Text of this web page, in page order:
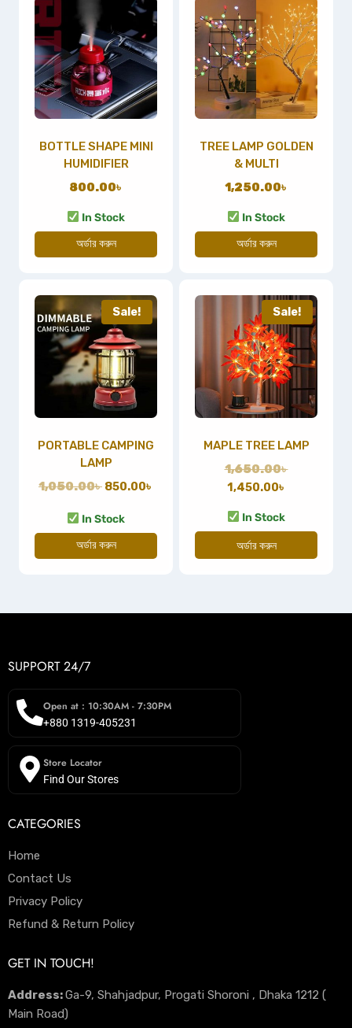
BOTTLE SHAPE MINI
HUMIDIFIER
800.00৳
In Stock
অর্ডার করুন
TREE LAMP GOLDEN
& MULTI
1,250.00৳
In Stock
অর্ডার করুন
Sale!
PORTABLE CAMPING
LAMP
1,050.00৳ 850.00৳
In Stock
অর্ডার করুন
Sale!
MAPLE TREE LAMP
1,650.00৳
1,450.00৳
In Stock
অর্ডার করুন
SUPPORT 24/7
Open at : 10:30AM - 7:30PM
+880 1319-405231
Store Locator
Find Our Stores
CATEGORIES
Home
Contact Us
Privacy Policy
Refund & Return Policy
GET IN TOUCH!
Address:Ga-9, Shahjadpur, Progati Shoroni , Dhaka 1212 (
Main Road)